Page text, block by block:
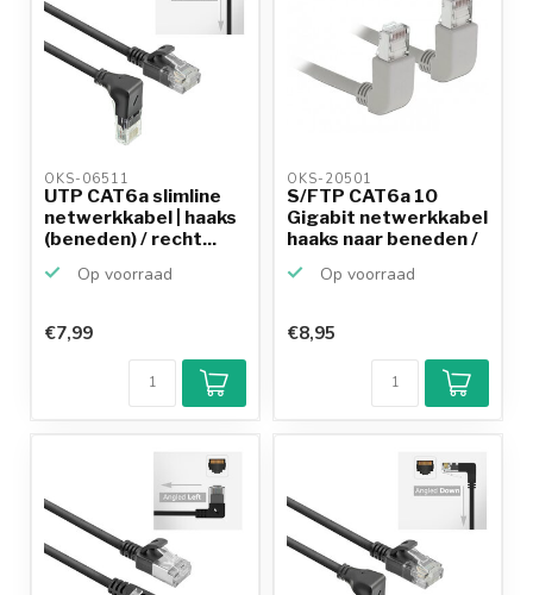
OKS-06511
UTP CAT6a slimline
netwerkkabel | haaks
(beneden) / recht...
Op voorraad
€7,99
OKS-20501
S/FTP CAT6a 10
Gigabit netwerkkabel
haaks naar beneden /
Op voorraad
€8,95